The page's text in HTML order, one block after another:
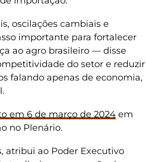
oscilações cambiais e
importante para fortalecer
ao agro brasileiro — disse
do setor e reduzir
falando apenas de economia,
em 6 de março de 2024 em
no Plenário.
atribui ao Poder Executivo